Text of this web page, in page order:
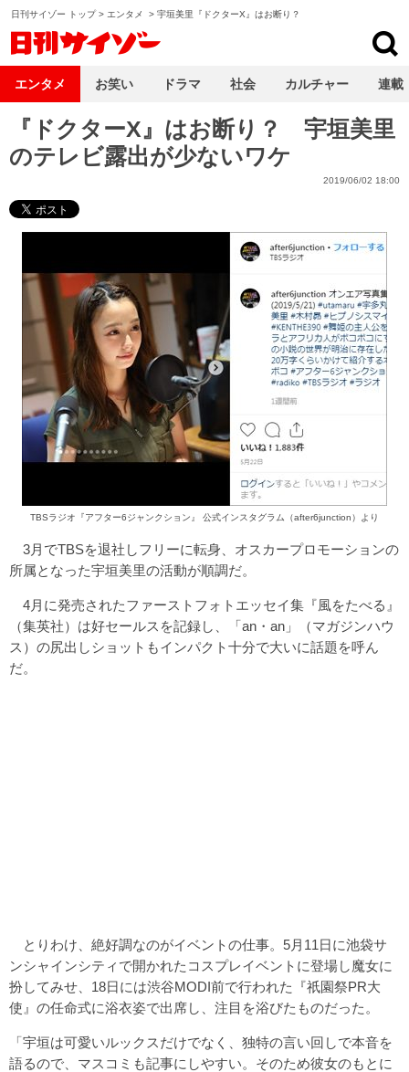
日刊サイゾー トップ> エンタメ > 宇垣美里『ドクターX』はお断り？
『ドクターX』はお断り？ 宇垣美里
のテレビ露出が少ないワケ
2019/06/02 18:00
TBSラジオ『アフター6ジャンクション』 公式インスタグラム（after6junction）より
3月でTBSを退社しフリーに転身、オスカープロモーションの
所属となった宇垣美里の活動が順調だ。
4月に発売されたファーストフォトエッセイ集『風をたべる』
（集英社）は好セールスを記録し、「an・an」（マガジンハウ
ス）の尻出しショットもインパクト十分で大いに話題を呼ん
だ。
とりわけ、絶好調なのがイベントの仕事。5月11日に池袋サ
ンシャインシティで開かれたコスプレイベントに登場し魔女に
扮してみせ、18日には渋谷MODI前で行われた『祇園祭PR大
使』の任命式に浴衣姿で出席し、注目を浴びたものだった。
「宇垣は可愛いルックスだけでなく、独特の言い回しで本音を
語るので、マスコミも記事にしやすい。そのため彼女のもとに
エンタメ お笑い ドラマ 社会 カルチャー 連載